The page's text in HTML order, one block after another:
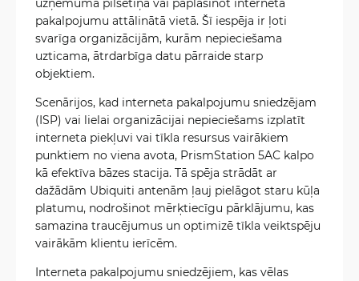
uzņēmuma pilsētiņā vai paplašinot interneta
pakalpojumu attālinātā vietā. Šī iespēja ir ļoti
svarīga organizācijām, kurām nepieciešama
uzticama, ātrdarbīga datu pārraide starp
objektiem.
Scenārijos, kad interneta pakalpojumu sniedzējam
(ISP) vai lielai organizācijai nepieciešams izplatīt
interneta piekļuvi vai tīkla resursus vairākiem
punktiem no viena avota, PrismStation 5AC kalpo
kā efektīva bāzes stacija. Tā spēja strādāt ar
dažādām Ubiquiti antenām ļauj pielāgot staru kūļa
platumu, nodrošinot mērķtiecīgu pārklājumu, kas
samazina traucējumus un optimizē tīkla veiktspēju
vairākām klientu ierīcēm.
Interneta pakalpojumu sniedzējiem, kas vēlas